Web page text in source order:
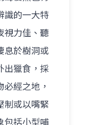
識的一大特
視力佳、聽
息於樹洞或
出獵食，採
經之地，
制或以嘴緊
包括小型哺